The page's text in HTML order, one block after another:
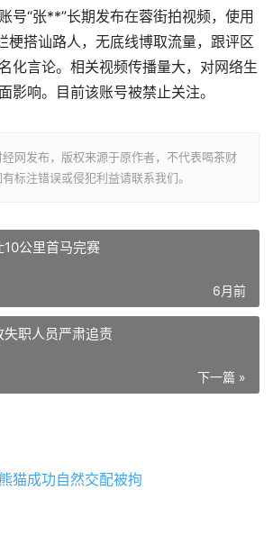
号“张**”长期发布在蓉街拍视频，使用
梗搭讪路人，无底线博取流量，跟评区
化言论。相关视频传播量大，对网络生
影响。目前该账号被禁止关注。
网发布，版权来源于原作者，不代表喝茶财
标注错误或侵犯利益请联系我们。
10公里首马完赛
6月前
职人员严肃追责
下一篇 »
猫成功自然交配被拘